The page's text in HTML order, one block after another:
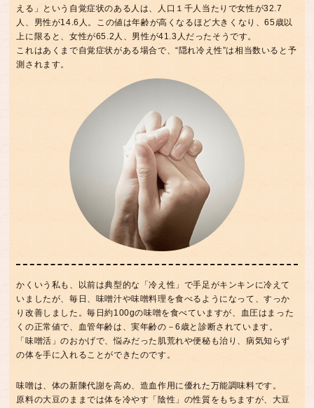
える」という自覚症状のある人は、人口１千人当たりで女性が32.7
人、男性が14.6人。この値は年齢が高くなるほど大きくなり、65歳以
上に限ると、女性が65.2人、男性が41.3人だったそうです。
これはあくまで自覚症状がある場合で、“隠れ冷え性”は相当数いると予
測されます。
かくいう私も、以前は典型的な「冷え性」で手足がキンキンに冷えて
いましたが、毎日、味噌汁や味噌料理を食べるようになって、すっか
り改善しました。毎日約100gの味噌を食べていますが、血圧はまった
くの正常値で、血管年齢は、実年齢の－6歳と診断されています。
「味噌活」のおかげで、悩みだった肌荒れや便秘も治り、病気知らず
の体を手に入れることができたのです。
味噌は、体の新陳代謝を高め、造血作用に優れた万能調味料です。
原料の大豆のままでは体を冷やす「陰性」の性質をもちますが、大豆